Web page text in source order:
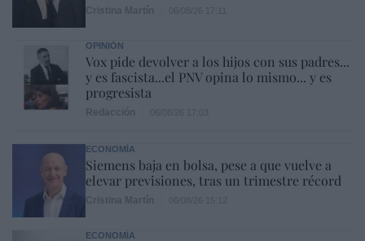
OPINIÓN
Vox pide devolver a los hijos con sus padres...
y es fascista...el PNV opina lo mismo... y es
progresista
ECONOMÍA
Siemens baja en bolsa, pese a que vuelve a
elevar previsiones, tras un trimestre récord
ECONOMÍA